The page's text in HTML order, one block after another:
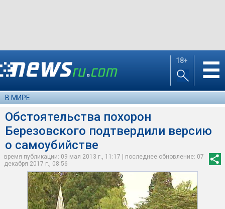
18+ ☰
В МИРЕ
Обстоятельства похорон
Березовского подтвердили версию
о самоубийстве
время публикации: 09 мая 2013 г., 11:17 | последнее обновление: 07
декабря 2017 г., 08:56